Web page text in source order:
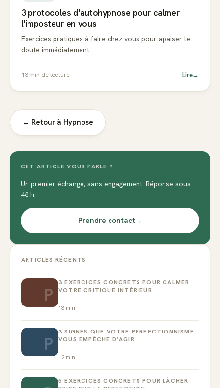
3 protocoles d'autohypnose pour calmer
l'imposteur en vous
Exercices pratiques à faire chez vous pour apaiser le
doute immédiatement.
13 min de lecture Lire→
← Retour à Hypnose
CET ARTICLE VOUS PARLE ?
Un premier échange, sans engagement. Réponse sous
48 h.
Prendre contact→
ARTICLES RÉCENTS
P
3 EXERCICES CONCRETS POUR CALMER
VOTRE CRITIQUE INTÉRIEUR
13 min
P
3 SIGNES QUE VOTRE PERFECTIONNISME
VOUS EMPÊCHE D’AGIR
12 min
5 EXERCICES CONCRETS POUR LÂCHER